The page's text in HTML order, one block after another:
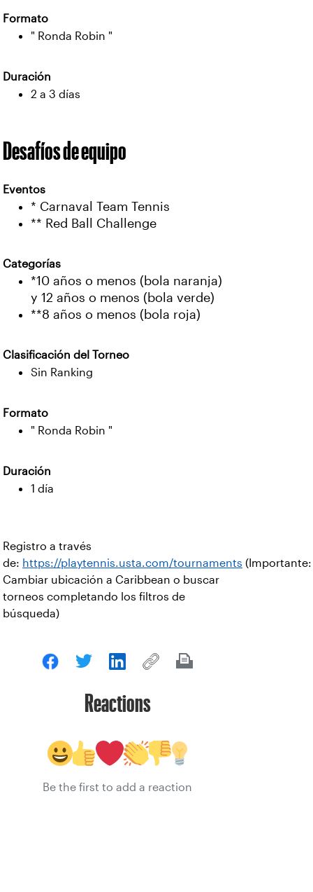
Formato
" Ronda Robin "
Duración
2 a 3 días
Desafíos de equipo
Eventos
* Carnaval Team Tennis
** Red Ball Challenge
Categorías
*10 años o menos (bola naranja)
y 12 años o menos (bola verde)
**8 años o menos (bola roja)
Clasificación del Torneo
Sin Ranking
Formato
" Ronda Robin "
Duración
1 día
Registro a través
de: https://playtennis.usta.com/tournaments (Importante:
Cambiar ubicación a Caribbean o buscar
torneos completando los filtros de
búsqueda)
Reactions
Be the first to add a reaction